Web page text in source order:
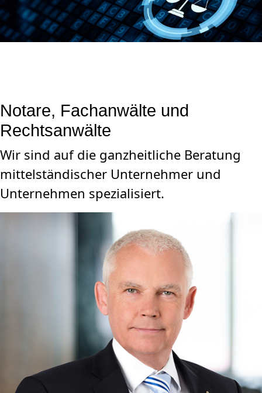
Notare, Fachanwälte und
Rechtsanwälte
Wir sind auf die ganzheitliche Beratung
mittelständischer Unternehmer und
Unternehmen spezialisiert.